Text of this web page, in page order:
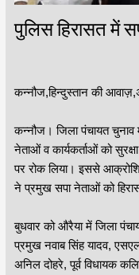
पुलिस हिरासत में
कन्नौज,हिन्दुस्तान की
कन्नौज। जिला पंचायत चुनाव
नेताओं व कार्यकर्ताओं को
पर रोक लिया। इससे
ने प्रमुख सपा नेताओं को
बुधवार को औरैया में जिला
प्रमुख नवाब सिंह यादव,
अनिल दोहरे, पूर्व विधायक